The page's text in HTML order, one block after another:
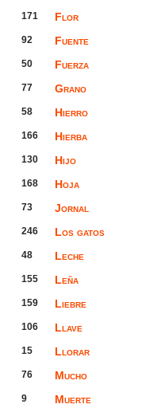
171 Flor
92 Fuente
50 Fuerza
77 Grano
58 Hierro
166 Hierba
130 Hijo
168 Hoja
73 Jornal
246 Los gatos
48 Leche
155 Leña
159 Liebre
106 Llave
15 Llorar
76 Mucho
9 Muerte